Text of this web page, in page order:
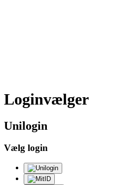
Loginvælger
Unilogin
Vælg login